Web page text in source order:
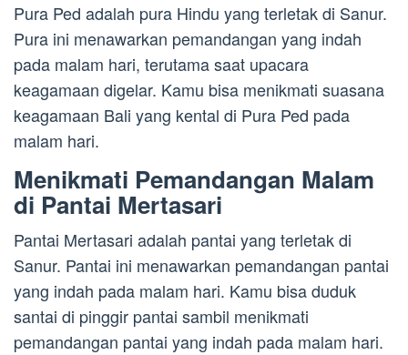
Pura Ped adalah pura Hindu yang terletak di Sanur.
Pura ini menawarkan pemandangan yang indah
pada malam hari, terutama saat upacara
keagamaan digelar. Kamu bisa menikmati suasana
keagamaan Bali yang kental di Pura Ped pada
malam hari.
Menikmati Pemandangan Malam
di Pantai Mertasari
Pantai Mertasari adalah pantai yang terletak di
Sanur. Pantai ini menawarkan pemandangan pantai
yang indah pada malam hari. Kamu bisa duduk
santai di pinggir pantai sambil menikmati
pemandangan pantai yang indah pada malam hari.